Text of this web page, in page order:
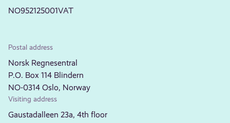
NO952125001VAT
Postal address
Norsk Regnesentral
P.O. Box 114 Blindern
NO-0314 Oslo, Norway
Visiting address
Gaustadalleen 23a, 4th floor